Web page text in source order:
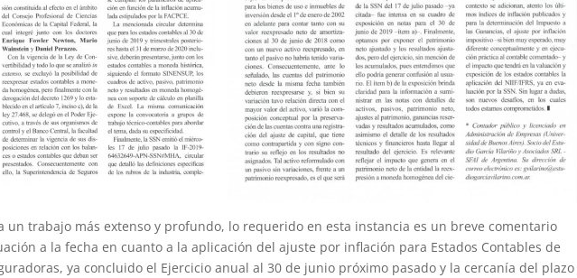
un trabajo más extenso y profundo, lo requerido en esta instancia es un breve comentario
a la fecha en cuanto a la aplicación del ajuste por inflación para Estados Contables de
ya concluido el Ejercicio anual al 30 de junio próximo pasado y la cercanía del plazo